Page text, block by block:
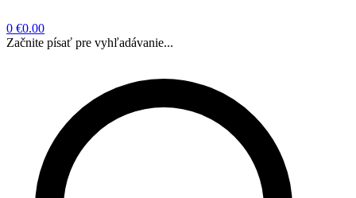
0 €0.00
Začnite písať pre vyhľadávanie...